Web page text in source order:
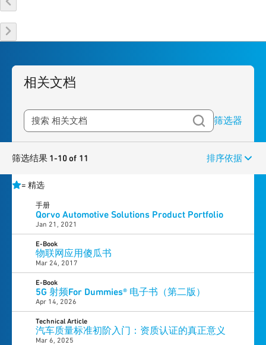
相关文档
筛选器
筛选结果 1-10 of 11 排序依据
= 精选
手册
Qorvo Automotive Solutions Product Portfolio
Jan 21, 2021
E-Book
物联网应用傻瓜书
Mar 24, 2017
E-Book
5G 射频For Dummies® 电子书（第二版）
Apr 14, 2026
Technical Article
汽车质量标准初阶入门：资质认证的真正意义
Mar 6, 2025